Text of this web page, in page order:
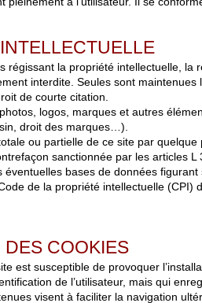
régissant la propriété intellectuelle,
interdite. Seules sont
de courte citation.
logos, marques et autres
droit des marques…).
ou partielle de ce site par
sanctionnée par les articles
éventuelles bases de données
de la propriété intellectuelle
DES COOKIES
est susceptible de provoquer
de l’utilisateur, mais qui
visent à faciliter la navigation